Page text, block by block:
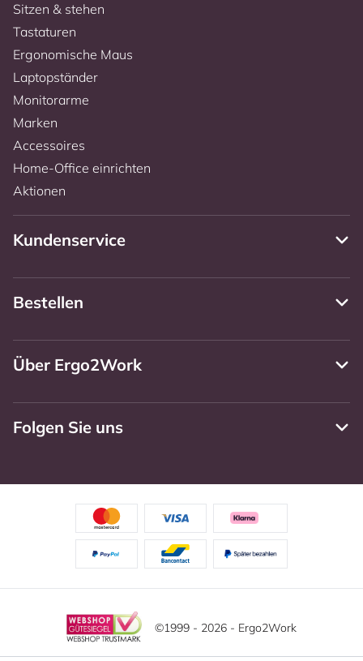
Sitzen & stehen
Tastaturen
Ergonomische Maus
Laptopständer
Monitorarme
Marken
Accessoires
Home-Office einrichten
Aktionen
Kundenservice
Bestellen
Über Ergo2Work
Folgen Sie uns
©1999 - 2026 - Ergo2Work